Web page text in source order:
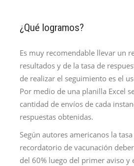
¿Qué logramos?
Es muy recomendable llevar un
resultados y de la tasa de
de realizar el seguimiento es el
Por medio de una planilla Excel
cantidad de envíos de cada
respuestas obtenidas.
Según autores americanos la
recordatorio de vacunación
del 60% luego del primer aviso y